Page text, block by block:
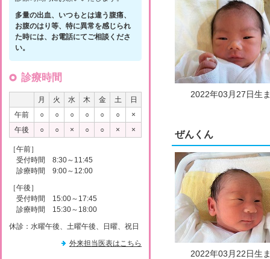
2022年03月27日生
ぜんくん
2022年03月22日生
多量の出血、いつもとは違う腹痛、
お腹のはり等、特に異常を感じられ
た時には、お電話にてご相談くださ
い。
診療時間
月 火 水 木 金 土 日
午前 ○ ○ ○ ○ ○ ○ ×
午後 ○ ○ × ○ ○ × ×
［午前］
受付時間 8:30～11:45
診療時間 9:00～12:00
［午後］
受付時間 15:00～17:45
診療時間 15:30～18:00
休診：水曜午後、土曜午後、日曜、祝日
外来担当医表はこちら